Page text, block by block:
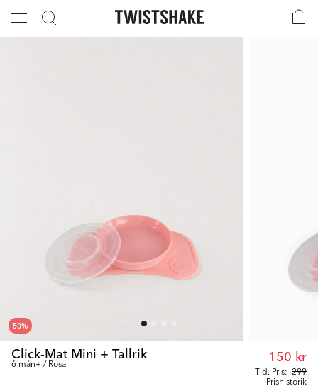
50%
Click-Mat Mini + Tallrik
6 mån+ / Rosa
Tid. Pris: 299
150 kr
Prishistorik